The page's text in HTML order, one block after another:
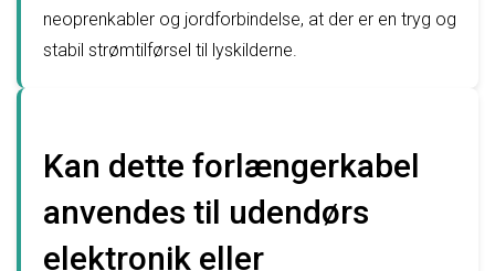
neoprenkabler og jordforbindelse, at der er en tryg og
stabil strømtilførsel til lyskilderne.
Kan dette forlængerkabel
anvendes til udendørs
elektronik eller